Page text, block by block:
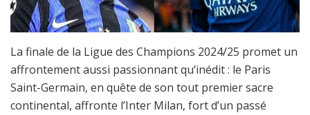
La finale de la Ligue des Champions 2024/25 promet un
affrontement aussi passionnant qu’inédit : le Paris
Saint-Germain, en quête de son tout premier sacre
continental, affronte l’Inter Milan, fort d’un passé